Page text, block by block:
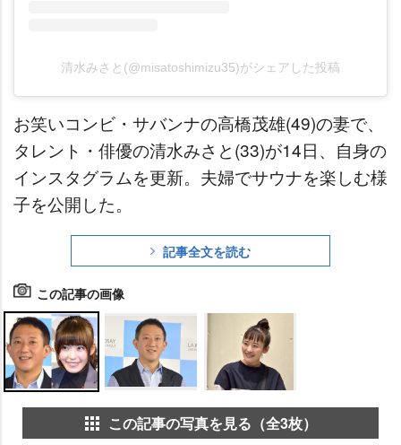
清水みさと(@misatoshimizu35)がシェアした投稿
お笑いコンビ・サバンナの高橋茂雄(49)の妻で、
タレント・俳優の清水みさと(33)が14日、自身の
インスタグラムを更新。夫婦でサウナを楽しむ様
子を公開した。
記事全文を読む
この記事の画像
この記事の写真を見る（全3枚）